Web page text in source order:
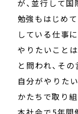
が、並行して
勉強もはじめ
している仕事
やりたいこと
と問われ、そ
自分がやりた
かたちで取り